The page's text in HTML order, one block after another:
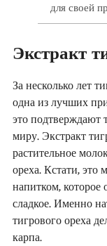
для своей
Экстракт
За несколько лет
одна из лучших
это подтверждают
миру. Экстракт
растительное
ореха. Кстати, это
напитком, которое
сладкое. Именно
тигрового ореха
карпа.